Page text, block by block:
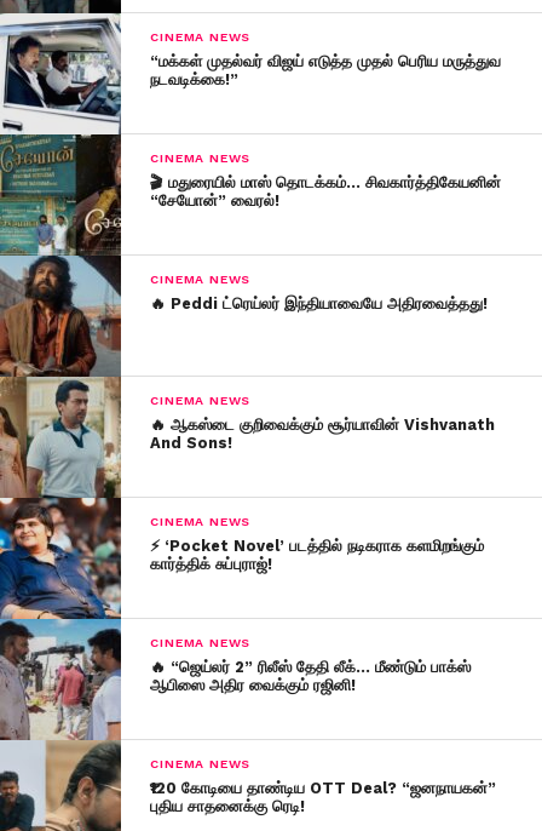
CINEMA NEWS
“மக்கள் முதல்வர் விஜய் எடுத்த முதல் பெரிய மருத்துவ
நடவடிக்கை!”
CINEMA NEWS
🎬 மதுரையில் மாஸ் தொடக்கம்… சிவகார்த்திகேயனின்
“சேயோன்” வைரல்!
CINEMA NEWS
🔥 Peddi ட்ரெய்லர் இந்தியாவையே அதிரவைத்தது!
CINEMA NEWS
🔥 ஆகஸ்டை குறிவைக்கும் சூர்யாவின் Vishvanath
And Sons!
CINEMA NEWS
⚡ ‘Pocket Novel’ படத்தில் நடிகராக களமிறங்கும்
கார்த்திக் சுப்புராஜ்!
CINEMA NEWS
🔥 “ஜெய்லர் 2” ரிலீஸ் தேதி லீக்… மீண்டும் பாக்ஸ்
ஆபிஸை அதிர வைக்கும் ரஜினி!
CINEMA NEWS
₹120 கோடியை தாண்டிய OTT Deal? “ஜனநாயகன்”
புதிய சாதனைக்கு ரெடி!